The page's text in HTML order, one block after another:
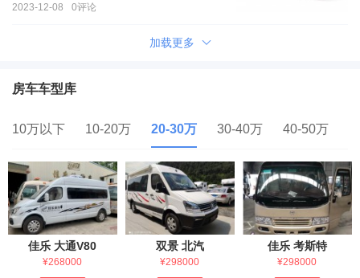
2023-12-08 0评论
加载更多
房车车型库
10万以下 10-20万 20-30万 30-40万 40-50万
佳乐 大通V80
¥268000
双景 北汽
¥298000
佳乐 考斯特
¥298000